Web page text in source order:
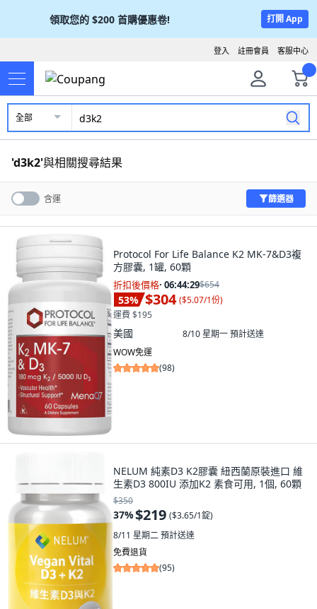
領取您的 $200 首購優惠卷! 打開 App
客服中心
註冊會員
登入
全部
'd3k2'與相關搜尋結果
含運 篩選器
Protocol For Life Balance K2 MK-7&D3複
方膠囊, 1罐, 60顆
折扣後價格· 06:44:28$654
53% $304 ($5.07/1份)
運費 $195
美國 8/10 星期一預計送達
WOW免運
(98)
NELUM 純素D3 K2膠囊 紐西蘭原裝進口 維
生素D3 800IU 添加K2 素食可用, 1個, 60顆
$350
37%$219 ($3.65/1錠)
8/11 星期二預計送達
免費退貨
(95)